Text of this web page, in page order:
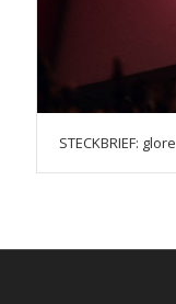
STECKBRIEF: glore